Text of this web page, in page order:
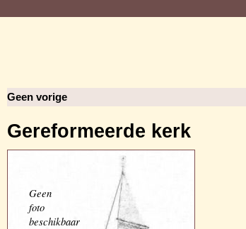
Geen vorige
Gereformeerde kerk
Geen
foto
beschikbaar